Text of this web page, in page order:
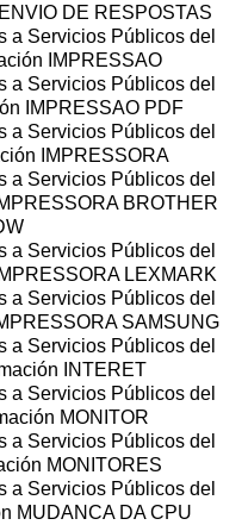
DE RESPOSTAS
a Servicios Públicos del
IMPRESSAO
a Servicios Públicos del
IMPRESSAO PDF
a Servicios Públicos del
IMPRESSORA
a Servicios Públicos del
BROTHER
a Servicios Públicos del
LEXMARK
a Servicios Públicos del
SAMSUNG
a Servicios Públicos del
INTERET
a Servicios Públicos del
MONITOR
a Servicios Públicos del
MONITORES
a Servicios Públicos del
MUDANCA DA CPU